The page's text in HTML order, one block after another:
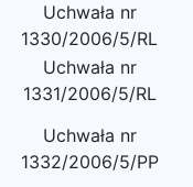
Uchwała nr
1330/2006/5/RL
Uchwała nr
1331/2006/5/RL
Uchwała nr
1332/2006/5/PP